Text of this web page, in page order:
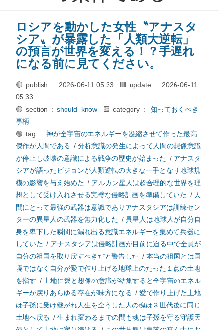
ロシアを動かした女性〝アナスタ
シア〟が暴露した「人類大逆転」
の預言が世界を変える！？手遅れ
になる前に見てください。
🔴 publish : 2026-06-11 05:33 🟥 update :
2026-06-11
05:33
🟡 section : should_know 🟨 category :
知っておくべき
事柄
🟢 tag :
神が全宇宙のエネルギーを凝縮させて作った最高
傑作が人間である / 分析意識の発生によって人間の想像意識
が停止し破壊の意識による戦争の歴史が始まった / アナスタ
シアが語ったビジョンが人類逆転の大きな一手となり地球規
模の影響を与え始めた / アルカン星人は超合理的な世界を理
想として受け入れさせる完璧な侵略計画を準備していた / 人
間にとって最強の武器は意識でありアナスタシアは訓練セン
ターの異星人の武器を無力化した / 異星人は地球人が自分自
身を卑下した瞬間に漏れ出る意識エネルギーを集めて兵器に
していた / アナスタシアは侵略計画が目前に迫る中で全員が
自分の祖国を取り戻すべきだと警告した / 本当の祖国とは国
境ではなく自分が愛で作り上げる地球上のたった１点の土地
を指す / 土地に愛と想像の意識が結集すると全宇宙のエネル
ギーが戻りあらゆる存在が味方になる / 愛で作り上げた土地
は子孫に受け継がれ人生を全うした人の魂は３世代後に同じ
土地へ戻る / 生まれ変わるまでの間も魂は子孫を守る守護天